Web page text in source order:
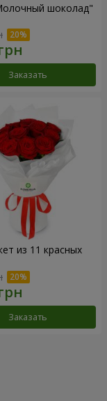
шоколад"
Заказать
из 11 красных
Заказать